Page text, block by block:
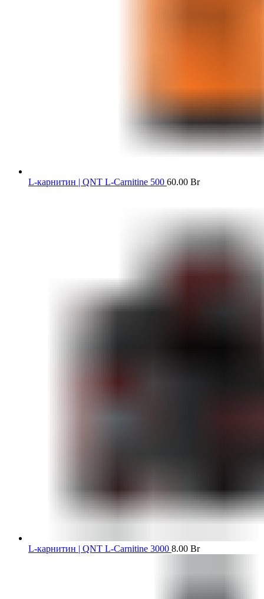
L-карнитин | QNT L-Carnitine 500 60.00 Br
L-карнитин | QNT L-Carnitine 3000 8.00 Br